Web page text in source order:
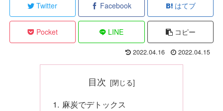
Twitter Facebook はてブ
Pocket LINE コピー
2022.04.16 2022.04.15
目次
麻炭でデトックス